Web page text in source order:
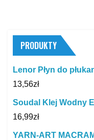
PRODUKTY
Lenor Płyn do
13,56zł
Soudal Klej Wodny
16,99zł
YARN-ART